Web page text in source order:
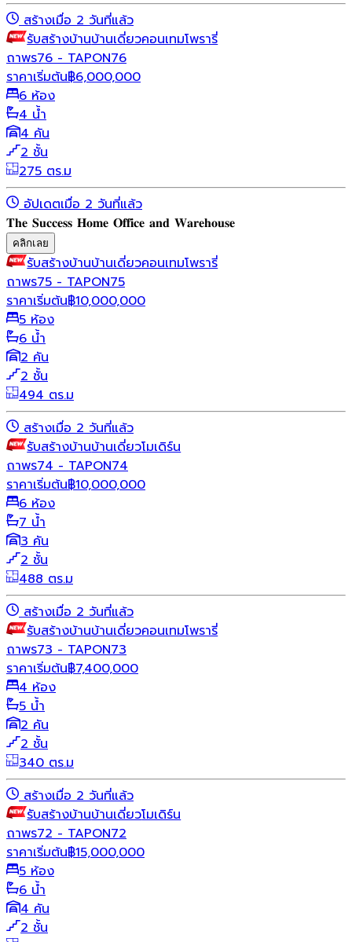
สร้างเมื่อ 2 วันที่แล้ว
รับสร้างบ้านบ้านเดี่ยวคอนเทมโพรารี่
ถาพร76 - TAPON76
ราคาเริ่มต้น฿6,000,000
6 ห้อง
4 น้ำ
4 คัน
2 ชั้น
275 ตร.ม
อัปเดตเมื่อ 2 วันที่แล้ว
𝐓𝐡𝐞 𝐒𝐮𝐜𝐜𝐞𝐬𝐬 𝐇𝐨𝐦𝐞 𝐎𝐟𝐟𝐢𝐜𝐞 𝐚𝐧𝐝 𝐖𝐚𝐫𝐞𝐡𝐨𝐮𝐬𝐞
คลิกเลย
รับสร้างบ้านบ้านเดี่ยวคอนเทมโพรารี่
ถาพร75 - TAPON75
ราคาเริ่มต้น฿10,000,000
5 ห้อง
6 น้ำ
2 คัน
2 ชั้น
494 ตร.ม
สร้างเมื่อ 2 วันที่แล้ว
รับสร้างบ้านบ้านเดี่ยวโมเดิร์น
ถาพร74 - TAPON74
ราคาเริ่มต้น฿10,000,000
6 ห้อง
7 น้ำ
3 คัน
2 ชั้น
488 ตร.ม
สร้างเมื่อ 2 วันที่แล้ว
รับสร้างบ้านบ้านเดี่ยวคอนเทมโพรารี่
ถาพร73 - TAPON73
ราคาเริ่มต้น฿7,400,000
4 ห้อง
5 น้ำ
2 คัน
2 ชั้น
340 ตร.ม
สร้างเมื่อ 2 วันที่แล้ว
รับสร้างบ้านบ้านเดี่ยวโมเดิร์น
ถาพร72 - TAPON72
ราคาเริ่มต้น฿15,000,000
5 ห้อง
6 น้ำ
4 คัน
2 ชั้น